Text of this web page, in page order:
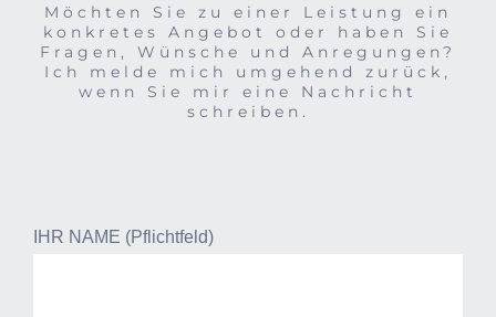
Möchten Sie zu einer Leistung ein
konkretes Angebot oder haben Sie
Fragen, Wünsche und Anregungen?
Ich melde mich umgehend zurück,
wenn Sie mir eine Nachricht
schreiben.
IHR NAME (Pflichtfeld)